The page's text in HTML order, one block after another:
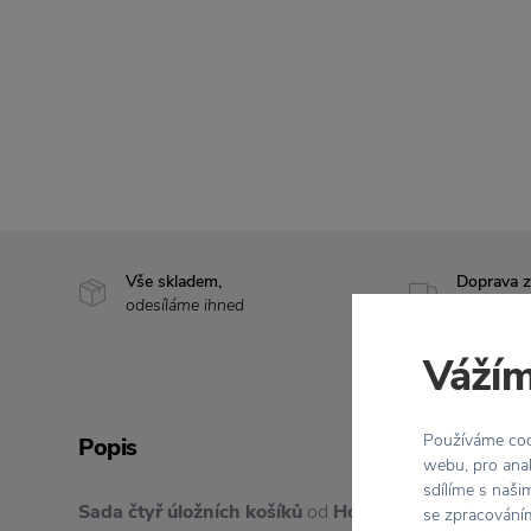
Vše skladem,
odesíláme ihned
Doprava
Popis
Sada čtyř úložních košíků od House Doctor
Používáme
webu, pro
sdílíme s
se